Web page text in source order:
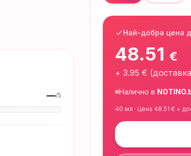
Най-добра цена
48.51 €
+ 3.95 €
Налично в
40 мл · Цена 48.51 € +
—/5